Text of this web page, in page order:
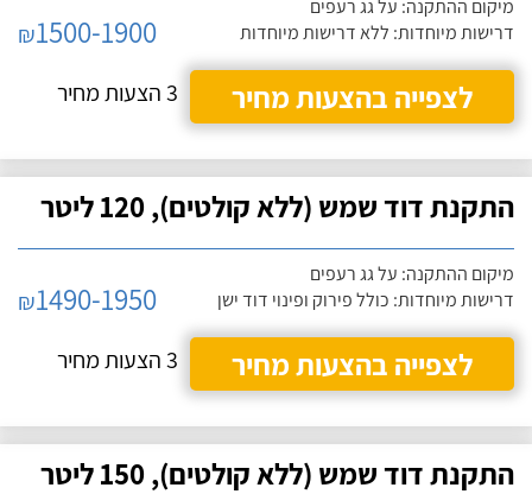
מיקום ההתקנה: על גג רעפים
דרישות מיוחדות: ללא דרישות מיוחדות
₪1500-1900
לצפייה בהצעות מחיר
3 הצעות מחיר
התקנת דוד שמש (ללא קולטים), 120 ליטר
מיקום ההתקנה: על גג רעפים
דרישות מיוחדות: כולל פירוק ופינוי דוד ישן
₪1490-1950
לצפייה בהצעות מחיר
3 הצעות מחיר
התקנת דוד שמש (ללא קולטים), 150 ליטר